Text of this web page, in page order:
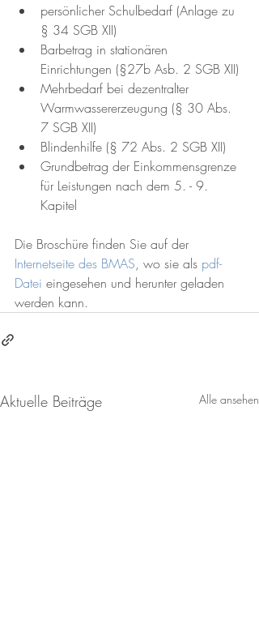
persönlicher Schulbedarf (Anlage zu
§ 34 SGB XII)
Barbetrag in stationären
Einrichtungen (§27b Asb. 2 SGB XII)
Mehrbedarf bei dezentralter
Warmwassererzeugung (§ 30 Abs.
7 SGB XII)
Blindenhilfe (§ 72 Abs. 2 SGB XII)
Grundbetrag der Einkommensgrenze
für Leistungen nach dem 5. - 9.
Kapitel
Die Broschüre finden Sie auf der
Internetseite des BMAS, wo sie als pdf-
Datei eingesehen und herunter geladen
werden kann.
Aktuelle Beiträge Alle ansehen